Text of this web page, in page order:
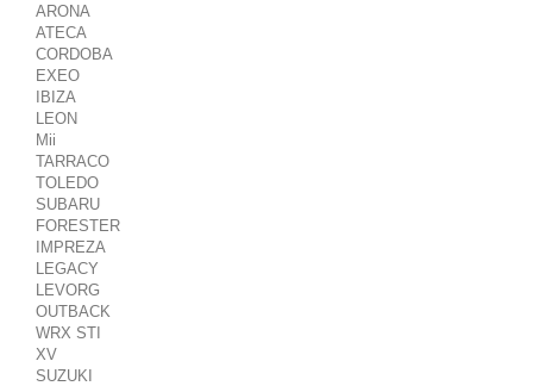
ARONA
ATECA
CORDOBA
EXEO
IBIZA
LEON
Mii
TARRACO
TOLEDO
SUBARU
FORESTER
IMPREZA
LEGACY
LEVORG
OUTBACK
WRX STI
XV
SUZUKI